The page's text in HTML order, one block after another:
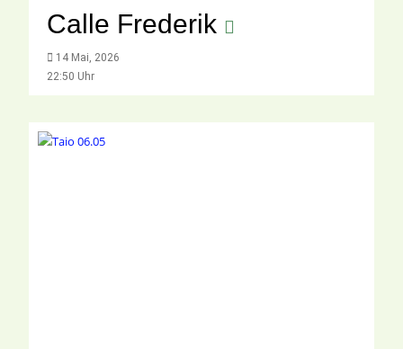
Calle Frederik
14 Mai, 2026
22:50 Uhr